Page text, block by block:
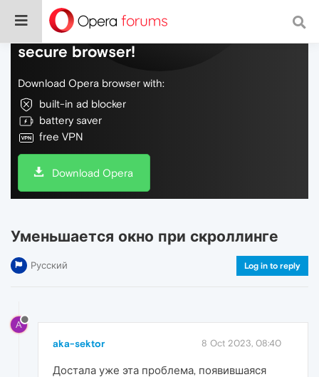
Do more on the web, with a fast and
secure browser!
Download Opera browser with:
built-in ad blocker
battery saver
free VPN
Download Opera
Уменьшается окно при скроллинге
Русский Log in to reply
A
aka-sektor 8 Oct 2023, 08:40
Достала уже эта проблема, появившаяся